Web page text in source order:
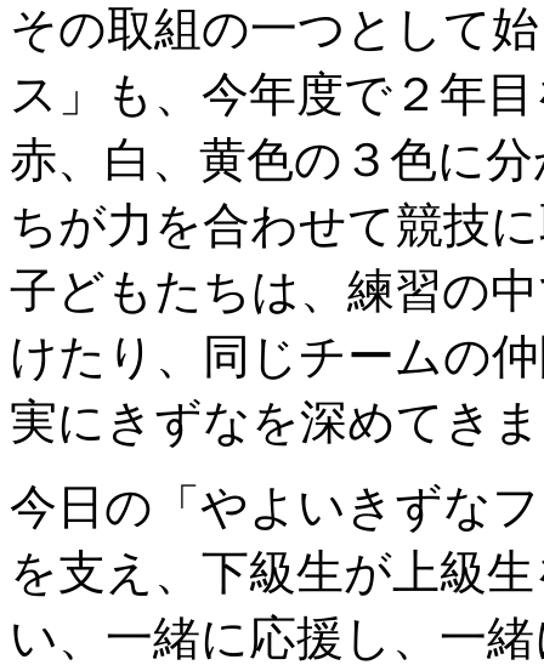
その取組の一つとして
ス」も、今年度で２年
赤、白、黄色の３色に
ちが力を合わせて競技
子どもたちは、練習の
けたり、同じチームの
実にきずなを深めてき
今日の「やよいきずな
を支え、下級生が上級
い、一緒に応援し、一